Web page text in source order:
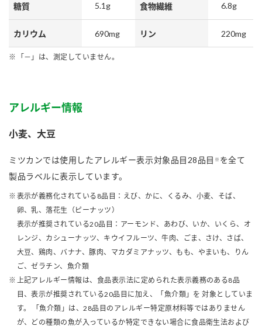
糖質 5.1g 食物繊維 6.8g
カリウム 690mg リン 220mg
「－」は、測定していません。
アレルギー情報
小麦、大豆
ミツカンでは使用したアレルギー表示対象品目28品目 ※ を全て
製品ラベルに表示しています。
表示が義務化されている8品目：えび、かに、くるみ、小麦、そば、
卵、乳、落花生（ピーナッツ）
表示が推奨されている20品目：アーモンド、あわび、いか、いくら、オ
レンジ、カシューナッツ、キウイフルーツ、牛肉、ごま、さけ、さば、
大豆、鶏肉、バナナ、豚肉、マカダミアナッツ、もも、やまいも、りん
ご、ゼラチン、魚介類
上記アレルギー情報は、食品表示法に定められた表示義務のある8品
目、表示が推奨されている20品目に加え、「魚介類」を 対象としていま
す。 「魚介類」は、28品目のアレルギー特定原材料等ではありません
が、どの種類の魚が入っているか特定できない場合に食品衛生法および